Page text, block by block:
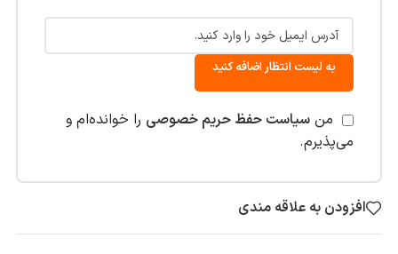
به لیست انتظار اضافه کنید
من سیاست حفظ حریم خصوصی را خوانده‌ام و
می‌پذیرم.
افزودن به علاقه مندی